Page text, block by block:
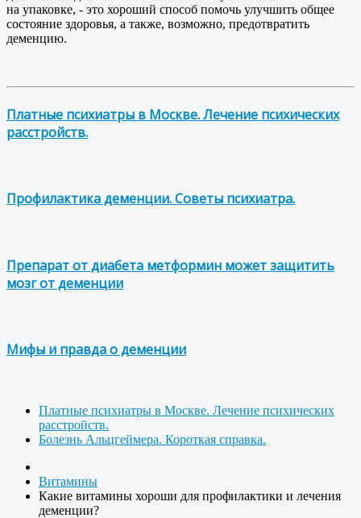
на упаковке, - это хороший способ помочь улучшить общее
состояние здоровья, а также, возможно, предотвратить
деменцию.
Платные психиатры в Москве. Лечение психических
расстройств.
Профилактика деменции. Советы психиатра.
Препарат от диабета метформин может защитить
мозг от деменции
Мифы и правда о деменции
Платные психиатры в Москве. Лечение психических
расстройств.
Болезнь Альцгеймера. Короткая справка.
Витамины
Какие витамины хороши для профилактики и лечения
деменции?